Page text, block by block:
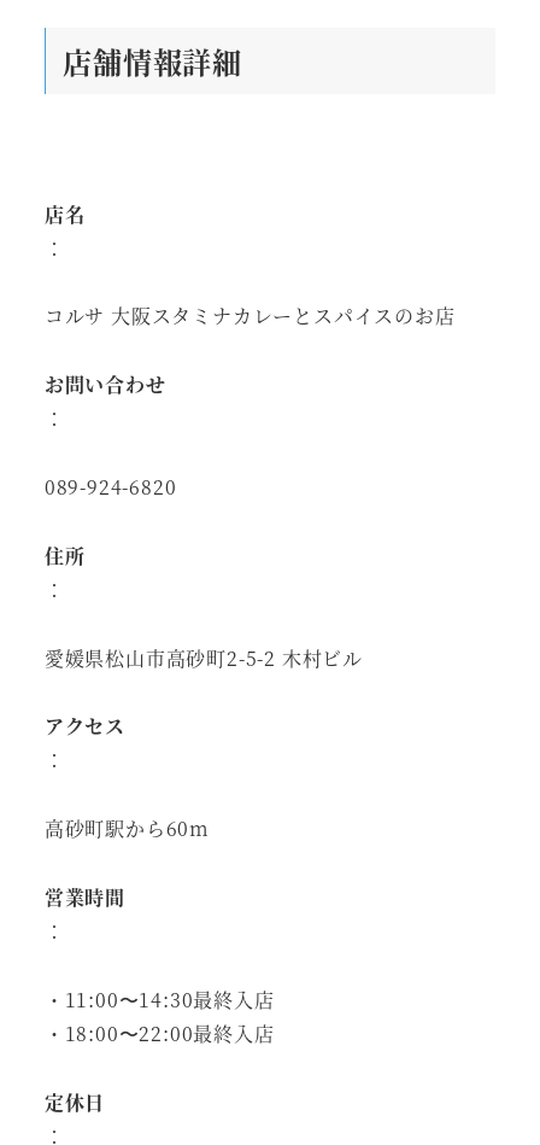
店舗情報詳細
店名
：
コルサ 大阪スタミナカレーとスパイスのお店
お問い合わせ
：
089-924-6820
住所
：
愛媛県松山市高砂町2-5-2 木村ビル
アクセス
：
高砂町駅から60m
営業時間
：
・11:00〜14:30最終入店
・18:00〜22:00最終入店
定休日
：